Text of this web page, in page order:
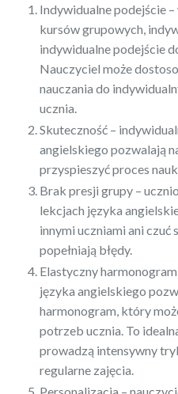
Indywidualne podejście
kursów grupowych,
indywidualne podejście
Nauczyciel może
nauczania do
ucznia.
Skuteczność –
angielskiego pozwalają
przyspieszyć proces
Brak presji grupy –
lekcjach języka
innymi uczniami ani czuć
popełniają błędy.
Elastyczny
języka angielskiego
harmonogram, który
potrzeb ucznia. To
prowadzą intensywny
regularne zajęcia.
Personalizacja –